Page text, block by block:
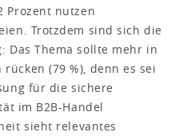
Prozent nutzen
Trotzdem sind sich die
Das Thema sollte mehr in
(79 %), denn es sei
für die sichere
im B2B-Handel
sieht relevantes